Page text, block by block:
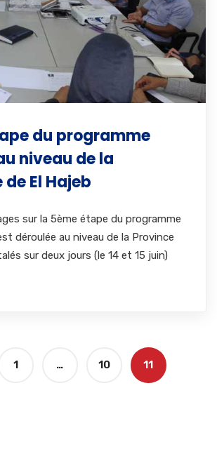
du programme
niveau de la
El Hajeb
sur la 5ème étape du programme
déroulée au niveau de la Province
sur deux jours (le 14 et 15 juin)
1 … 10 11